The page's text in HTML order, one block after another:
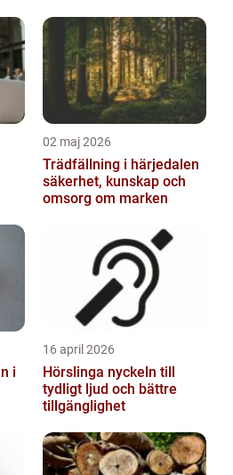
02 maj 2026
Trädfällning i härjedalen
säkerhet, kunskap och
omsorg om marken
16 april 2026
Hörslinga nyckeln till
tydligt ljud och bättre
tillgänglighet